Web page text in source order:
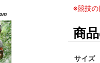
※競技の
商
サイズ